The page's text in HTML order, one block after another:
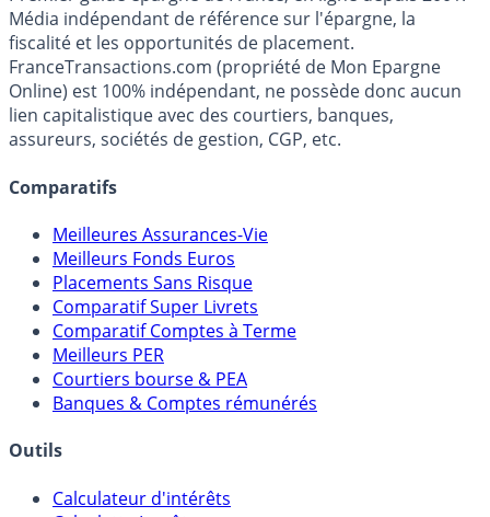
Premier guide épargne de France, en ligne depuis 2001.
Média indépendant de référence sur l'épargne, la
fiscalité et les opportunités de placement.
FranceTransactions.com (propriété de Mon Epargne
Online) est 100% indépendant, ne possède donc aucun
lien capitalistique avec des courtiers, banques,
Meilleures Assurances-Vie
Meilleurs Fonds Euros
Placements Sans Risque
Comparatif Super Livrets
Comparatif Comptes à Terme
Meilleurs PER
Courtiers bourse & PEA